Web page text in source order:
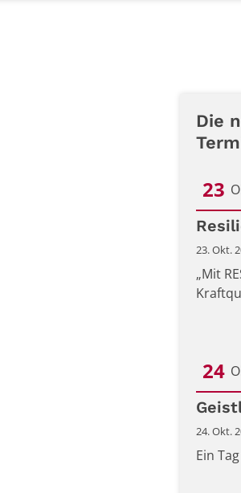
Die
23
Datum:
23. Okt.
„Mit
24
Datum:
24. Okt.
Ein